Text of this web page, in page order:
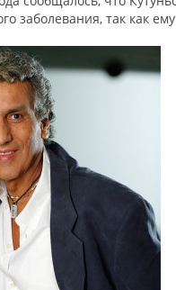
заболевания, так как